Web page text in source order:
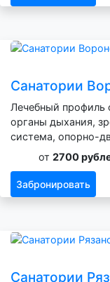
Санатории
Лечебный профиль
органы дыхания,
система, опорно-
от 2700
Забронировать
Санатории